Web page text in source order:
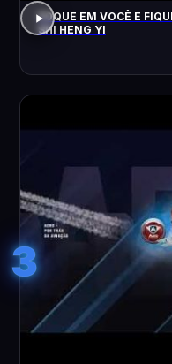
FOQUE EM VOCÊ E
SHI HENG YI
3